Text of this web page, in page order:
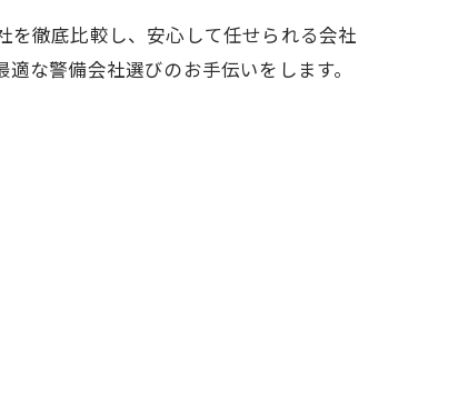
徹底比較し、安心して任せられる会社
な警備会社選びのお手伝いをします。